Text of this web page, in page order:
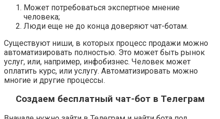
Может потребоваться экспертное мнение
человека;
Люди еще не до конца доверяют чат-ботам.
Существуют ниши, в которых процесс продажи можно
автоматизировать полностью. Это может быть рынок
услуг, или, например, инфобизнес. Человек может
оплатить курс, или услугу. Автоматизировать можно
многие и другие процессы.
Создаем бесплатный чат-бот в Телеграм